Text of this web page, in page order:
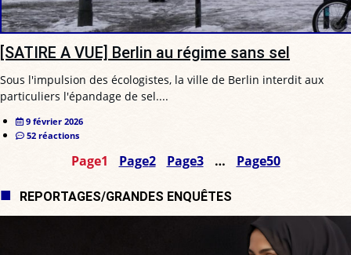
[SATIRE A VUE] Berlin au régime sans sel
Sous l'impulsion des écologistes, la ville de Berlin interdit aux
particuliers l'épandage de sel....
9 février 2026
52 réactions
Page1 Page2 Page3 … Page50
REPORTAGES/GRANDES ENQUÊTES